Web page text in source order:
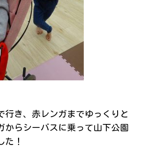
行き、赤レンガまでゆっくりと
からシーバスに乗って山下公園
た！